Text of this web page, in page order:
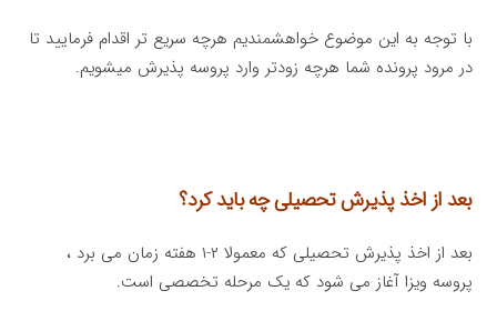
با توجه به این موضوع خواهشمندیم هرچه سریع تر اقدام فرمایید تا
در مرود پرونده شما هرچه زودتر وارد پروسه پذیرش میشویم.
بعد از اخذ پذیرش تحصیلی چه باید کرد؟
بعد از اخذ پذیرش تحصیلی که معمولا ۲-۱ هفته زمان می برد ،
پروسه ویزا آغاز می شود که یک مرحله تخصصی است.